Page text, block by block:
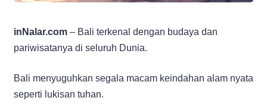
inNalar.com – Bali terkenal dengan budaya dan
pariwisatanya di seluruh Dunia.
Bali menyuguhkan segala macam keindahan alam nyata
seperti lukisan tuhan.